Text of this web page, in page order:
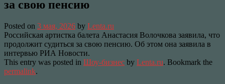
за свою пенсию
Posted on 3 мая, 2026 by Lenta.ru
Российская артистка балета Анастасия Волочкова заявила, что
продолжит судиться за свою пенсию. Об этом она заявила в
интервью РИА Новости.
This entry was posted in Шоу-бизнес by Lenta.ru. Bookmark the
permalink.